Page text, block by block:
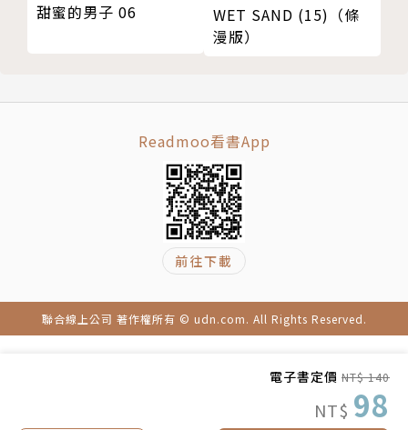
電子書定價 NT$ 140
NT$ 98
甜蜜的男子 06
WET SAND (15)（條
漫版）
Readmoo看書App
前往下載
聯合線上公司 著作權所有 © udn.com. All Rights Reserved.